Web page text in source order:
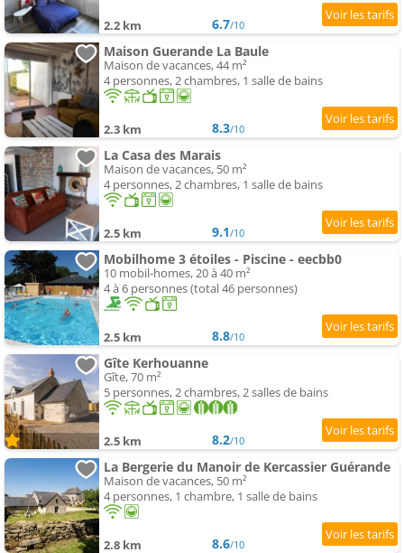
2.2 km 6.7/10
Maison Guerande La Baule
Maison de vacances, 44 m²
4 personnes, 2 chambres, 1 salle de bains
2.3 km 8.3/10
La Casa des Marais
Maison de vacances, 50 m²
4 personnes, 2 chambres, 1 salle de bains
2.5 km 9.1/10
Mobilhome 3 étoiles - Piscine - eecbb0
10 mobil-homes, 20 à 40 m²
4 à 6 personnes (total 46 personnes)
2.5 km 8.8/10
Gîte Kerhouanne
Gîte, 70 m²
5 personnes, 2 chambres, 2 salles de bains
2.5 km 8.2/10
La Bergerie du Manoir de Kercassier Guérande
Maison de vacances, 50 m²
4 personnes, 1 chambre, 1 salle de bains
2.8 km 8.6/10